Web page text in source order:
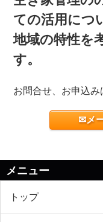
ての活用につ
地域の特性を
す。
お問合せ、お申込
✉メ
メニュー
トップ